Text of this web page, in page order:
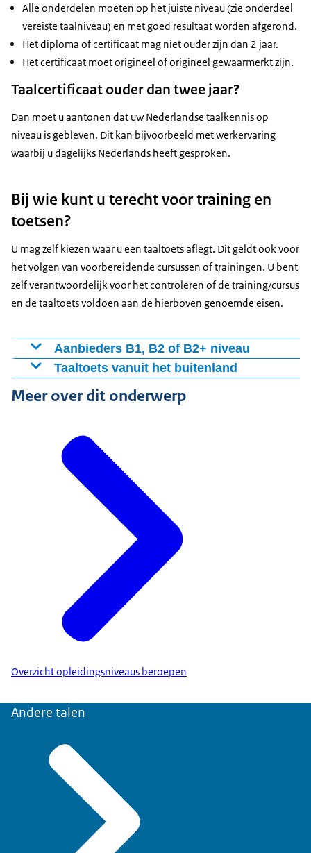
Een diploma van een (beroeps)opleiding op een
lager niveau dan het niveau van de opleiding van het
beroep waarvoor de aanvraag wordt ingediend.
Alle onderdelen moeten op het juiste niveau (zie onderdeel
vereiste taalniveau) en met goed resultaat worden afgerond.
Het diploma of certificaat mag niet ouder zijn dan 2 jaar.
Het certificaat moet origineel of origineel gewaarmerkt zijn.
Taalcertificaat ouder dan twee jaar?
Dan moet u aantonen dat uw Nederlandse taalkennis op
niveau is gebleven. Dit kan bijvoorbeeld met werkervaring
waarbij u dagelijks Nederlands heeft gesproken.
Bij wie kunt u terecht voor training en
toetsen?
U mag zelf kiezen waar u een taaltoets aflegt. Dit geldt ook voor
het volgen van voorbereidende cursussen of trainingen. U bent
zelf verantwoordelijk voor het controleren of de training/cursus
en de taaltoets voldoen aan de hierboven genoemde eisen.
Aanbieders B1, B2 of B2+ niveau
Voor een voorbereidende cursus en/of het behalen van
terecht bij:
vindt u een overzicht met
aanbieders die op zorgpersoneel gerichte cursussen
en toetse
n aanbieden. Ook vindt u hier een overzicht
Taaltoets vanuit het buitenland
Woont u in het buitenland en is uw Nederlands goed?
Dan kunt u een toets '
Nederlands als vreemde taal
moet een toets van de Nederlandse Taalunie zijn. Op
het certificaat staat: College voor Toetsing en Examens
of de Nederlandse Taalunie.
Meer over dit onderwerp
Overzicht opleidingsniveaus beroepen
Andere talen